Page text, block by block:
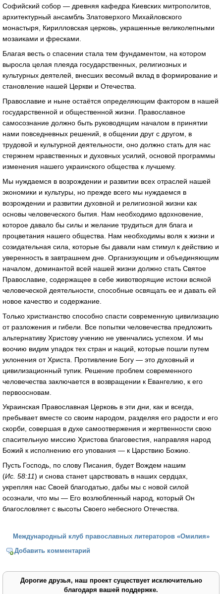
Софийский собор — древняя кафедра Киевских митрополитов,
архитектурный ансамбль Златоверхого Михайловского
монастыря, Кирилловская церковь, украшенные великолепными
мозаиками и фресками.
Благая весть о спасении стала тем фундаментом, на котором
выросла целая плеяда государственных, религиозных и
культурных деятелей, внесших весомый вклад в формирование и
становление нашей Церкви и Отечества.
Православие и ныне остаётся определяющим фактором в нашей
государственной и общественной жизни. Православное
самосознание должно быть руководящим началом в принятии
нами повседневных решений, в общении друг с другом, в
трудовой и культурной деятельности, оно должно стать для нас
стержнем нравственных и духовных усилий, основой программы
изменения нашего украинского общества к лучшему.
Мы нуждаемся в возрождении и развитии всех отраслей нашей
экономики и культуры, но прежде всего мы нуждаемся в
возрождении и развитии духовной и религиозной жизни как
основы человеческого бытия. Нам необходимо вдохновение,
которое давало бы силы и желание трудиться для блага и
процветания нашего общества. Нам необходимы воля к жизни и
созидательная сила, которые бы давали нам стимул к действию и
уверенность в завтрашнем дне. Организующим и объединяющим
началом, доминантой всей нашей жизни должно стать Святое
Православие, содержащее в себе животворящие истоки всякой
человеческой деятельности, способные освящать ее и давать ей
новое качество и содержание.
Только христианство способно спасти современную цивилизацию
от разложения и гибели. Все попытки человечества предложить
альтернативу Христову учению не увенчались успехом. И мы
воочию видим упадок тех стран и наций, которые пошли путем
уклонения от Христа. Противление Богу — это духовный и
цивилизационный тупик. Решение проблем современного
человечества заключается в возвращении к Евангелию, к его
первоосновам.
Украинская Православная Церковь в эти дни, как и всегда,
пребывает вместе со своим народом, разделяя его радости и его
скорби, совершая в духе самоотвержения и жертвенности свою
спасительную миссию Христова благовестия, направляя народ
Божий к исполнению его упования — к Царствию Божию.
Пусть Господь, по слову Писания, будет Вождем нашим
(Ис. 58:11) и снова станет царствовать в наших сердцах,
укрепляя нас Своей благодатью, дабы мы с новой силой
осознали, что мы — Его возлюбленный народ, который Он
благословляет с высоты Своего небесного Отечества.
Международный клуб православных литераторов «Омилия»
Добавить комментарий
Дорогие друзья, наш проект существует исключительно
благодаря вашей поддержке.